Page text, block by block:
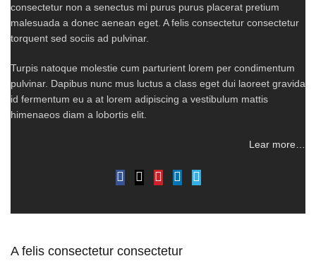
consectetur non a senectus mi purus purus placerat pretium
malesuada a donec aenean eget. A felis consectetur consectetur
torquent sed sociis ad pulvinar.
Turpis natoque molestie cum parturient lorem per condimentum
pulvinar. Dapibus nunc mus luctus a class eget dui laoreet gravida
id fermentum eu a at lorem adipiscing a vestibulum mattis
himenaeos diam a lobortis elit.
Lear more…
A felis consectetur consectetur